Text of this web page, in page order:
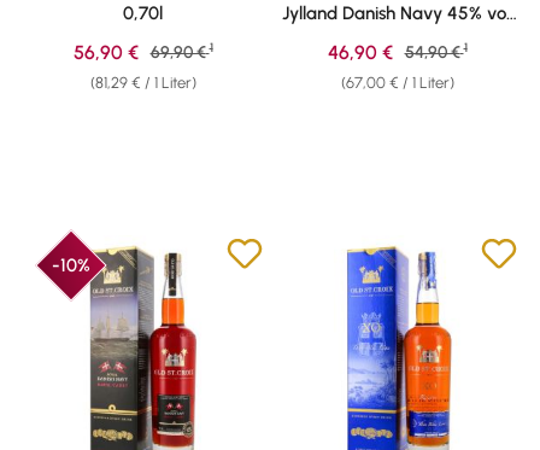
0,70l
(81,29 € / 1 Liter)
Verkaufspreis:
56,90 € Regulärer Preis:
69,90 € 1
Jylland Danish Navy 45% vol.
0,70l
(67,00 € / 1 Liter)
Verkaufspreis:
46,90 € Regulärer Preis:
54,90 € 1
-10%